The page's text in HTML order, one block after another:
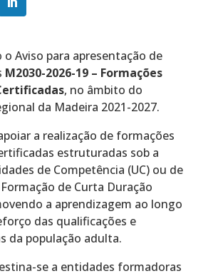
o Aviso para apresentação de
M2030-2026-19 – Formações
, no âmbito do
da Madeira 2021-2027.
a realização de formações
estruturadas sob a
de Competência (UC) ou de
de Curta Duração
a aprendizagem ao longo
das qualificações e
da população adulta.
se a entidades formadoras